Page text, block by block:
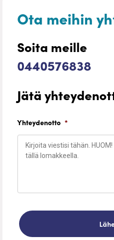
Ota meihin
Soita meille
0440576838
Jätä
Yhteydenotto *